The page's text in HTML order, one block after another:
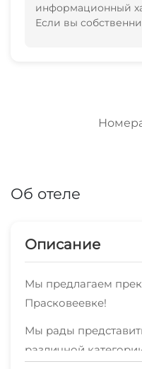
информационный
Если вы
Об отеле
Описание
Мы предлагаем
Прасковеевке!
Мы рады
различной